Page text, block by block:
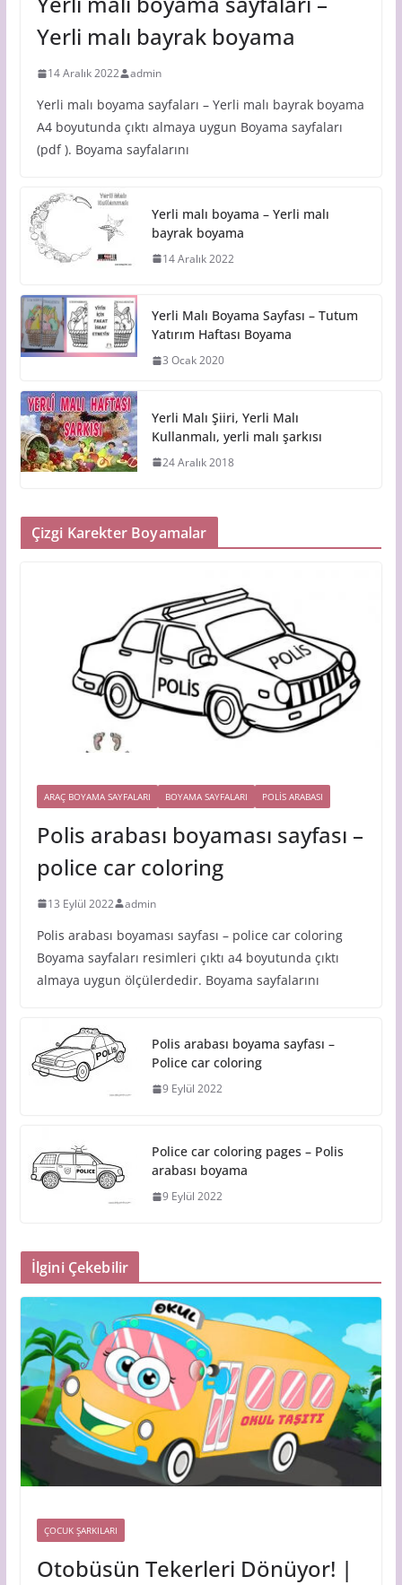
Yerli malı bayrak boyama
14 Aralık 2022 admin
Yerli malı boyama sayfaları – Yerli malı bayrak boyama
A4 boyutunda çıktı almaya uygun Boyama sayfaları
(pdf ). Boyama sayfalarını
Yerli malı boyama – Yerli malı
bayrak boyama
14 Aralık 2022
Yerli Malı Boyama Sayfası – Tutum
Yatırım Haftası Boyama
3 Ocak 2020
Yerli Malı Şiiri, Yerli Malı
Kullanmalı, yerli malı şarkısı
24 Aralık 2018
Çizgi Karekter Boyamalar
ARAÇ BOYAMA SAYFALARI BOYAMA SAYFALARI POLIS ARABASI
Polis arabası boyaması sayfası –
police car coloring
13 Eylül 2022 admin
Polis arabası boyaması sayfası – police car coloring
Boyama sayfaları resimleri çıktı a4 boyutunda çıktı
almaya uygun ölçülerdedir. Boyama sayfalarını
Polis arabası boyama sayfası –
Police car coloring
9 Eylül 2022
Police car coloring pages – Polis
arabası boyama
9 Eylül 2022
İlgini Çekebilir
ÇOCUK ŞARKILARI
Otobüsün Tekerleri Dönüyor! |